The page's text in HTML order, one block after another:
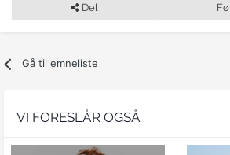
Del
Gå til emneliste
VI FORESLÅR OGSÅ